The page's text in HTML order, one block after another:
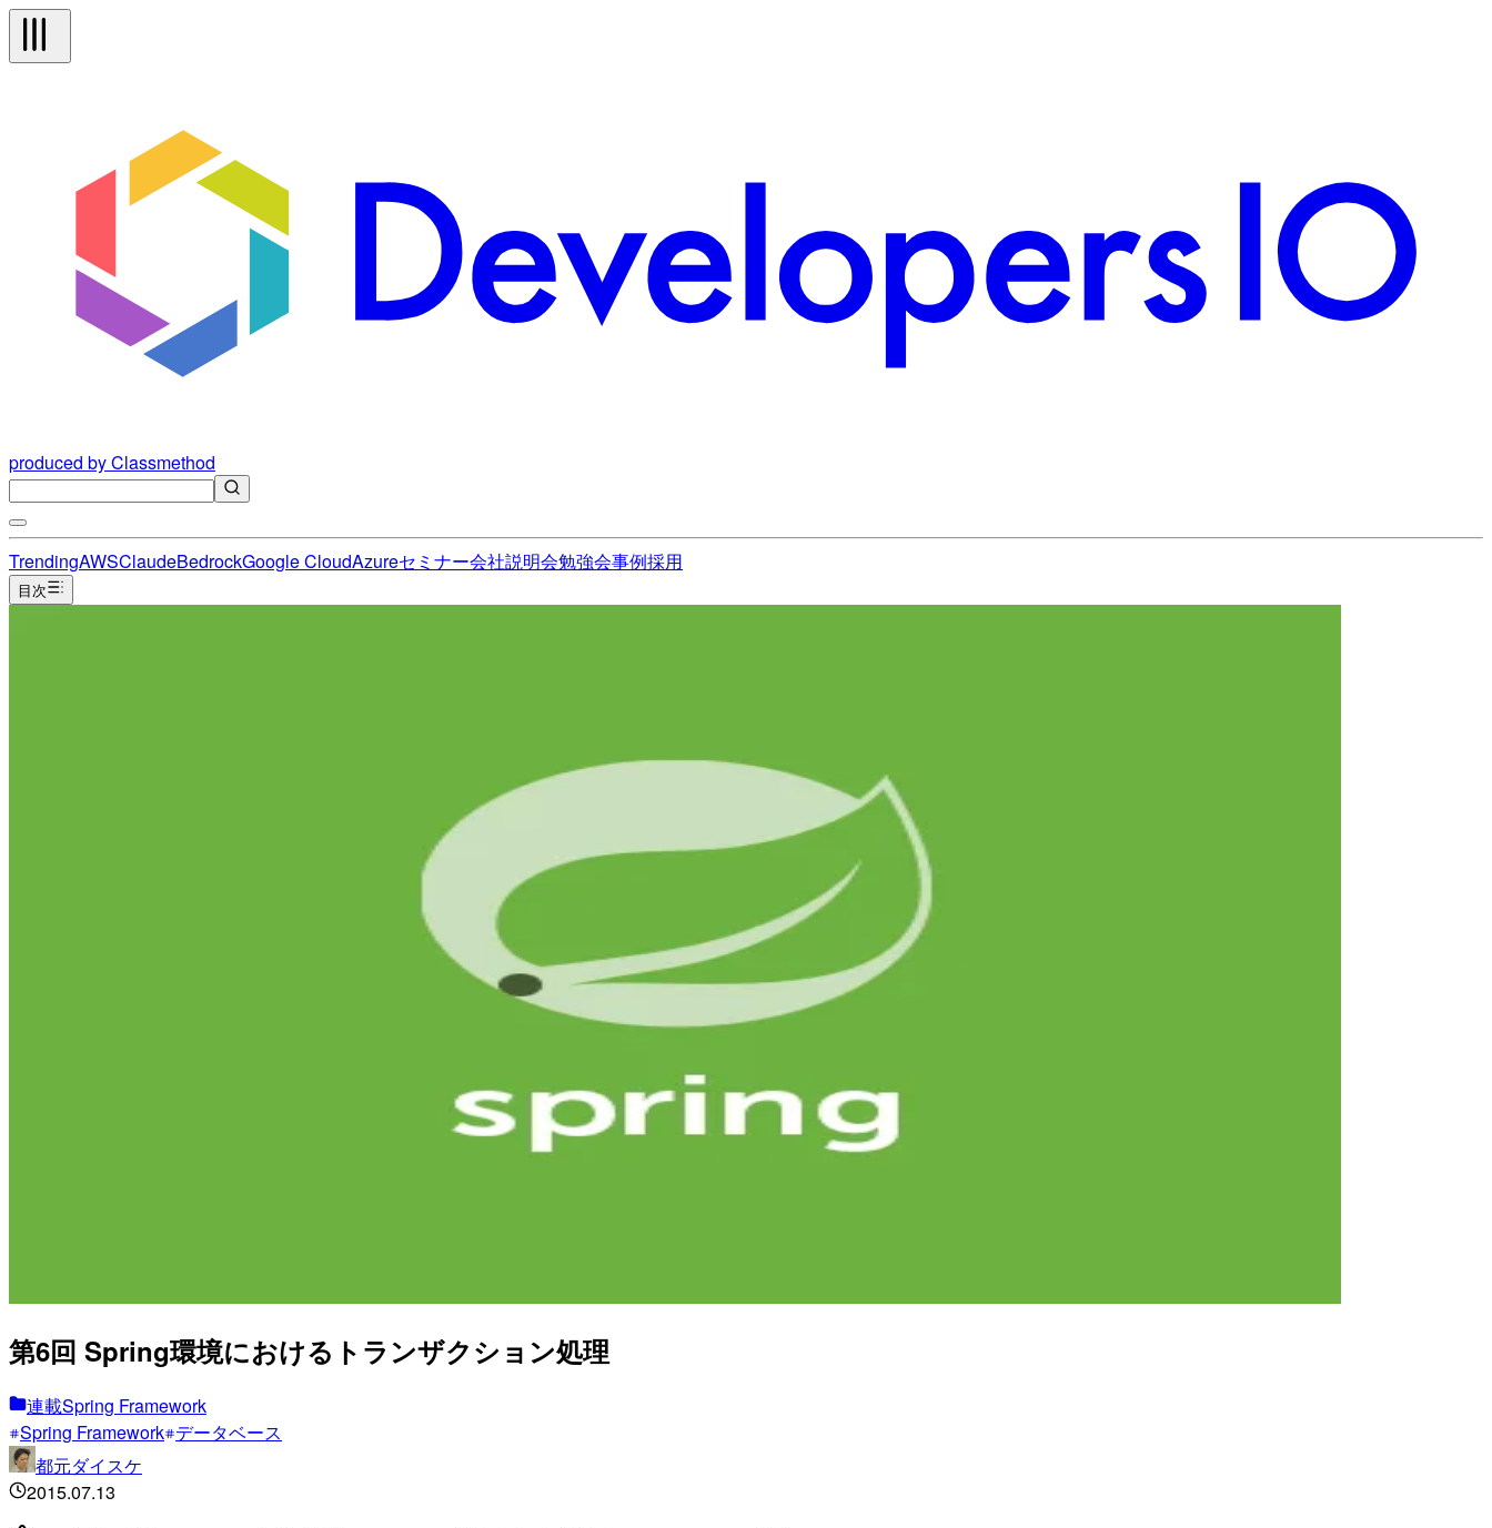
produced by Classmethod
TrendingAWSClaudeBedrockGoogle CloudAzureセミナー会社説明会勉強会事例採用
目次
第6回 Spring環境におけるトランザクション処理
連載Spring Framework
Spring Framework データベース
都元ダイスケ
2015.07.13